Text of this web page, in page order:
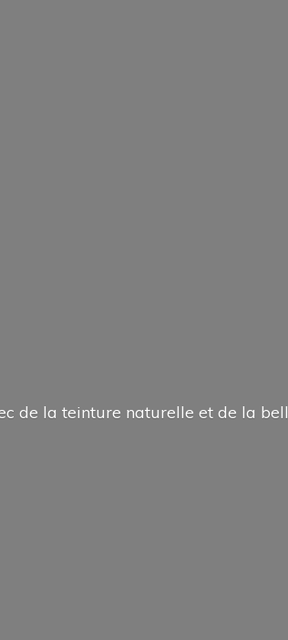
de la teinture naturelle et de la